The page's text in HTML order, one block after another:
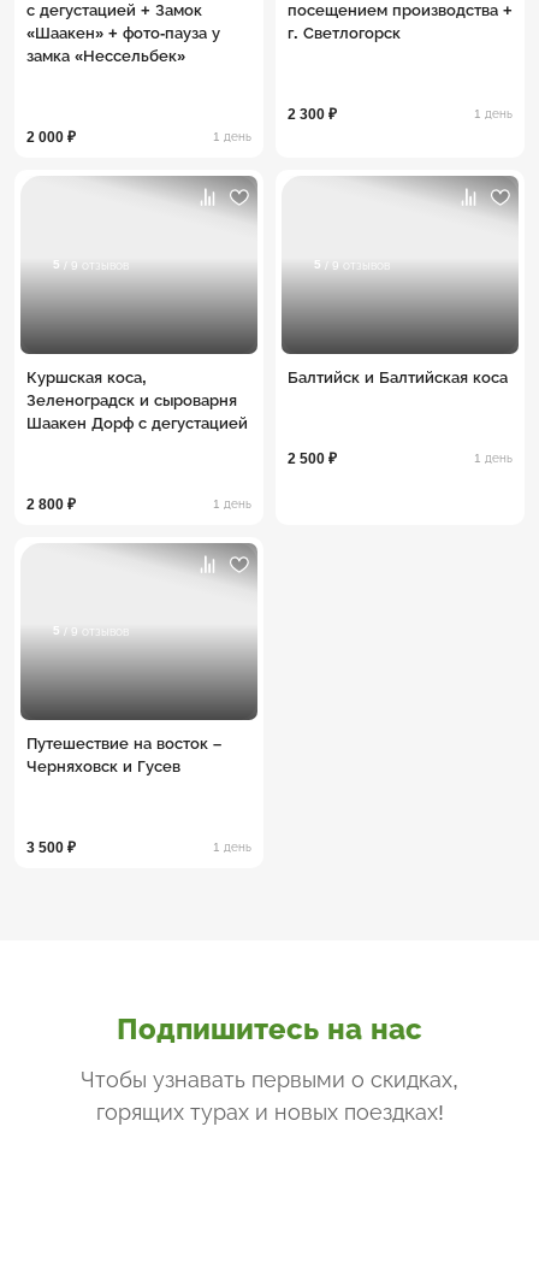
с дегустацией + Замок
«Шаакен» + фото-пауза у
замка «Нессельбек»
2 000 ₽ 1 день
посещением производства +
г. Светлогорск
2 300 ₽ 1 день
5 / 9 отзывов
Куршская коса,
Зеленоградск и сыроварня
Шаакен Дорф с дегустацией
2 800 ₽ 1 день
5 / 9 отзывов
Балтийск и Балтийская коса
2 500 ₽ 1 день
5 / 9 отзывов
Путешествие на восток –
Черняховск и Гусев
3 500 ₽ 1 день
Подпишитесь на нас
Чтобы узнавать первыми о скидках,
горящих турах и новых поездках!